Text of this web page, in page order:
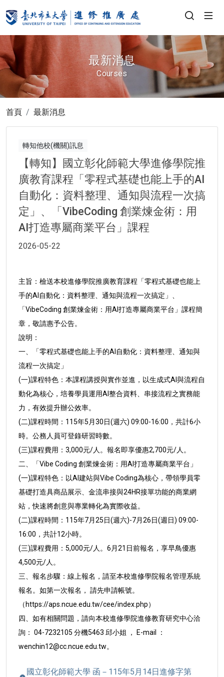
最新消息
Courses
首頁 最新消息
轉知他校(機關)訊息
【轉知】國立彰化師範大學進修學院推
廣教育課程「零程式基礎也能上手的AI
自動化：資料整理、通知與流程一次搞
定」、「VibeCoding 創業煉金術：用
AI打造專屬商業平台」課程
2026-05-22
主旨：檢送本校進修學院推廣教育課程「零程式基礎也能上
手的AI自動化：資料整理、通知與流程一次搞定」、
「VibeCoding 創業煉金術：用AI打造專屬商業平台」課程簡
章，敬請惠予公告。
說明：
一、「零程式基礎也能上手的AI自動化：資料整理、通知與
流程一次搞定」
(一)課程特色：本課程講授與實作並進，以生成式AI與流程自
動化為核心，培養學員運用AI整合資料、串接流程之實務能
力，有效提升辦公效率。
(二)課程時間：115年5月30日(週六) 09:00-16:00，共計6小
時。公務人員可登錄研習時數。
(三)課程費用：3,000元/人。報名即享優惠2,700元/人。
二、「Vibe Coding 創業煉金術：用AI打造專屬商業平台」
(一)課程特色：以AI建站與Vibe Coding為核心，帶領學員零
基礎打造具商品展示、金流串接與24HR接單功能的商業網
站，快速將創意與專業轉化為實際收益。
(二)課程時間：115年7月25日(週六)-7月26日(週日) 09:00-
16:00，共計12小時。
(三)課程費用：5,000元/人。6月21日前報名，享早鳥優惠
4,500元/人。
三、報名步驟：線上報名，請至本校進修學院報名管理系統
報名。如第一次報名， 請先申請帳號。
（https://aps. ncue.edu.tw/cee/index.php）
四、如有相關問題，請向本校進修學院進修教育研究中心洽
詢 ： 04-7232105 分機5463 邱小姐 ， E-mail ：
wenchin12@cc.ncue.edu.tw。
國立彰化師範大學 函－115年5月14日進修字第